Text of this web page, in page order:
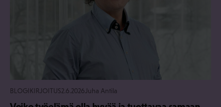
BLOGIKIRJOITUS2.6.2026Juha Antila